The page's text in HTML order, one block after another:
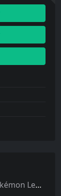
宝可梦传说：Z-A|Pokémon Legends: Z-A中文